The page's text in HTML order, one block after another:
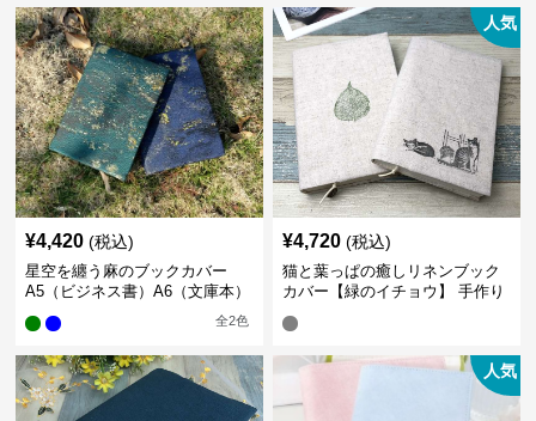
¥4,420 (税込)
星空を纏う麻のブックカバー
A5（ビジネス書）A6（文庫本）
全2色
人気
¥4,720 (税込)
猫と葉っぱの癒しリネンブック
カバー【緑のイチョウ】 手作り
人気